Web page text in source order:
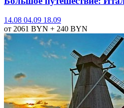
14.08 04.09 18.09
от 2061 BYN + 240 BYN